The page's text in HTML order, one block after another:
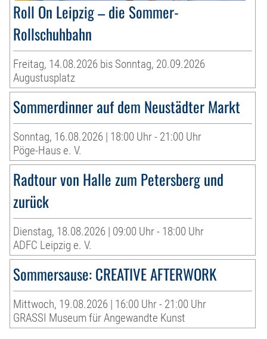
Roll On Leipzig – die Sommer-
Rollschuhbahn
Freitag, 14.08.2026 bis Sonntag, 20.09.2026
Augustusplatz
Sommerdinner auf dem Neustädter Markt
Sonntag, 16.08.2026 | 18:00 Uhr - 21:00 Uhr
Pöge-Haus e. V.
Radtour von Halle zum Petersberg und
zurück
Dienstag, 18.08.2026 | 09:00 Uhr - 18:00 Uhr
ADFC Leipzig e. V.
Sommersause: CREATIVE AFTERWORK
Mittwoch, 19.08.2026 | 16:00 Uhr - 21:00 Uhr
GRASSI Museum für Angewandte Kunst